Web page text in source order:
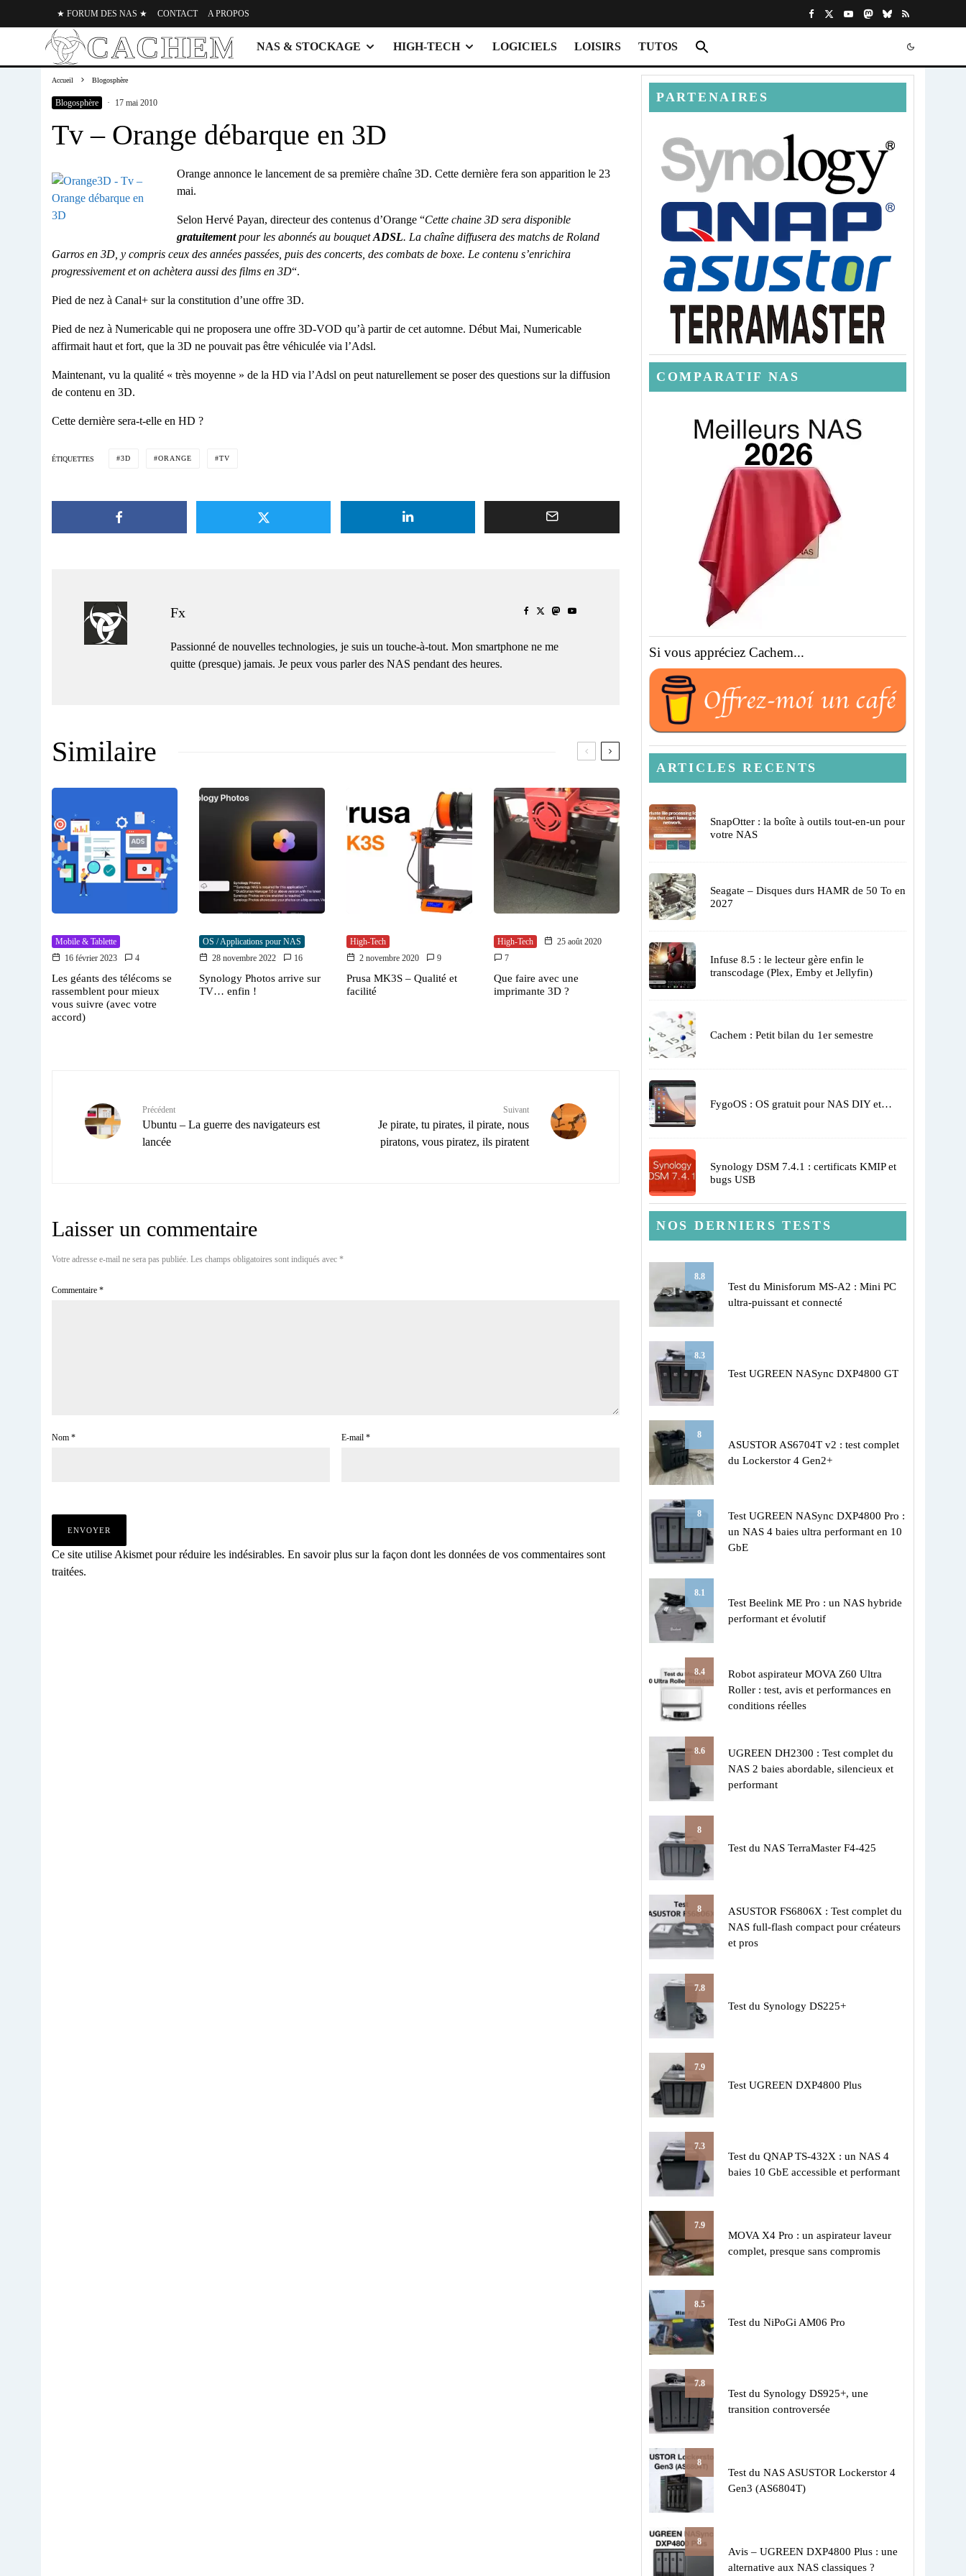
★ FORUM DES NAS ★ CONTACT A PROPOS
NAS & STOCKAGE HIGH-TECH LOGICIELS LOISIRS TUTOS
Accueil Blogosphère
Blogosphère · 17 mai 2010
Tv – Orange débarque en 3D
Orange annonce le lancement de sa première chaîne 3D. Cette dernière fera son apparition le 23
mai.
Selon Hervé Payan, directeur des contenus d’Orange “Cette chaine 3D sera disponible
gratuitementpour les abonnés au bouquetADSL. La chaîne diffusera des matchs de Roland
Garros en 3D, y compris ceux des années passées, puis des concerts, des combats de boxe. Le contenu s’enrichira
progressivement et on achètera aussi des films en 3D“.
Pied de nez à Canal+ sur la constitution d’une offre 3D.
Pied de nez à Numericable qui ne proposera une offre 3D-VOD qu’à partir de cet automne. Début Mai, Numericable
affirmait haut et fort, que la 3D ne pouvait pas être véhiculée via l’Adsl.
Maintenant, vu la qualité « très moyenne » de la HD via l’Adsl on peut naturellement se poser des questions sur la diffusion
de contenu en 3D.
Cette dernière sera-t-elle en HD ?
ÉTIQUETTES 3D ORANGE TV
Fx
Passionné de nouvelles technologies, je suis un touche-à-tout. Mon smartphone ne me
quitte (presque) jamais. Je peux vous parler des NAS pendant des heures.
Similaire
Mobile & Tablette
16 février 2023
4
Les géants des télécoms se
rassemblent pour mieux
vous suivre (avec votre
accord)
OS / Applications pour NAS
28 novembre 2022
16
Synology Photos arrive sur
TV… enfin !
High-Tech
2 novembre 2020
9
Prusa MK3S – Qualité et
facilité
High-Tech
25 août 2020
7
Que faire avec une
imprimante 3D ?
Précédent
Ubuntu – La guerre des navigateurs est
lancée
Suivant
Je pirate, tu pirates, il pirate, nous
piratons, vous piratez, ils piratent
Laisser un commentaire
Votre adresse e-mail ne sera pas publiée. Les champs obligatoires sont indiqués avec *
Commentaire *
Nom * E-mail *
Ce site utilise Akismet pour réduire les indésirables. En savoir plus sur la façon dont les données de vos commentaires sont
traitées.
PARTENAIRES
COMPARATIF NAS
Si vous appréciez Cachem...
ARTICLES RECENTS
SnapOtter : la boîte à outils tout-en-un pour
votre NAS
Seagate – Disques durs HAMR de 50 To en
2027
Infuse 8.5 : le lecteur gère enfin le
transcodage (Plex, Emby et Jellyfin)
Cachem : Petit bilan du 1er semestre
FygoOS : OS gratuit pour NAS DIY et…
Synology DSM 7.4.1 : certificats KMIP et
bugs USB
NOS DERNIERS TESTS
8.8
Test du Minisforum MS-A2 : Mini PC
ultra-puissant et connecté
8.3
Test UGREEN NASync DXP4800 GT
8
ASUSTOR AS6704T v2 : test complet
du Lockerstor 4 Gen2+
8
Test UGREEN NASync DXP4800 Pro :
un NAS 4 baies ultra performant en 10
GbE
8.1
Test Beelink ME Pro : un NAS hybride
performant et évolutif
8.4
Robot aspirateur MOVA Z60 Ultra
Roller : test, avis et performances en
conditions réelles
8.6
UGREEN DH2300 : Test complet du
NAS 2 baies abordable, silencieux et
performant
8
Test du NAS TerraMaster F4-425
8
ASUSTOR FS6806X : Test complet du
NAS full-flash compact pour créateurs
et pros
7.8
Test du Synology DS225+
7.9
Test UGREEN DXP4800 Plus
7.3
Test du QNAP TS-432X : un NAS 4
baies 10 GbE accessible et performant
7.9
MOVA X4 Pro : un aspirateur laveur
complet, presque sans compromis
8.5
Test du NiPoGi AM06 Pro
7.8
Test du Synology DS925+, une
transition controversée
8
Test du NAS ASUSTOR Lockerstor 4
Gen3 (AS6804T)
8
Avis – UGREEN DXP4800 Plus : une
alternative aux NAS classiques ?